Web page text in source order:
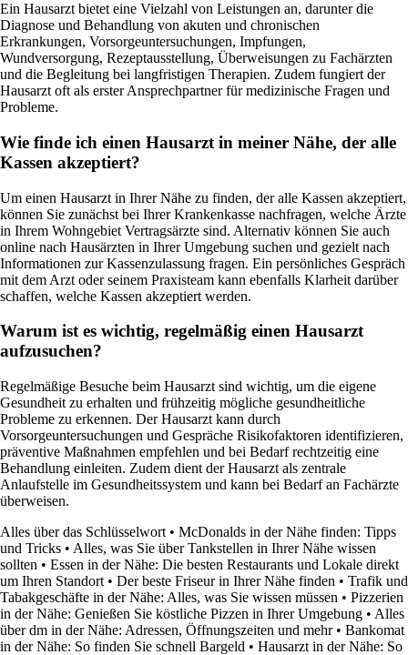
Ein Hausarzt bietet eine Vielzahl von Leistungen an, darunter die
Diagnose und Behandlung von akuten und chronischen
Erkrankungen, Vorsorgeuntersuchungen, Impfungen,
Wundversorgung, Rezeptausstellung, Überweisungen zu Fachärzten
und die Begleitung bei langfristigen Therapien. Zudem fungiert der
Hausarzt oft als erster Ansprechpartner für medizinische Fragen und
Probleme.
Wie finde ich einen Hausarzt in meiner Nähe, der alle
Kassen akzeptiert?
Um einen Hausarzt in Ihrer Nähe zu finden, der alle Kassen akzeptiert,
können Sie zunächst bei Ihrer Krankenkasse nachfragen, welche Ärzte
in Ihrem Wohngebiet Vertragsärzte sind. Alternativ können Sie auch
online nach Hausärzten in Ihrer Umgebung suchen und gezielt nach
Informationen zur Kassenzulassung fragen. Ein persönliches Gespräch
mit dem Arzt oder seinem Praxisteam kann ebenfalls Klarheit darüber
schaffen, welche Kassen akzeptiert werden.
Warum ist es wichtig, regelmäßig einen Hausarzt
aufzusuchen?
Regelmäßige Besuche beim Hausarzt sind wichtig, um die eigene
Gesundheit zu erhalten und frühzeitig mögliche gesundheitliche
Probleme zu erkennen. Der Hausarzt kann durch
Vorsorgeuntersuchungen und Gespräche Risikofaktoren identifizieren,
präventive Maßnahmen empfehlen und bei Bedarf rechtzeitig eine
Behandlung einleiten. Zudem dient der Hausarzt als zentrale
Anlaufstelle im Gesundheitssystem und kann bei Bedarf an Fachärzte
überweisen.
Alles über das Schlüsselwort • McDonalds in der Nähe finden: Tipps
und Tricks • Alles, was Sie über Tankstellen in Ihrer Nähe wissen
sollten • Essen in der Nähe: Die besten Restaurants und Lokale direkt
um Ihren Standort • Der beste Friseur in Ihrer Nähe finden • Trafik und
Tabakgeschäfte in der Nähe: Alles, was Sie wissen müssen • Pizzerien
in der Nähe: Genießen Sie köstliche Pizzen in Ihrer Umgebung • Alles
über dm in der Nähe: Adressen, Öffnungszeiten und mehr• Bankomat
in der Nähe: So finden Sie schnell Bargeld • Hausarzt in der Nähe: So